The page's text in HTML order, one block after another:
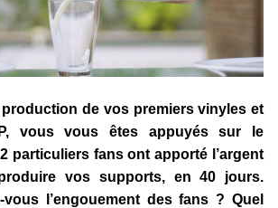
de vos premiers vinyles et
vous vous êtes appuyés sur le
particuliers fans ont apporté l’argent
vos supports, en 40 jours.
vous l’engouement des fans ? Quel